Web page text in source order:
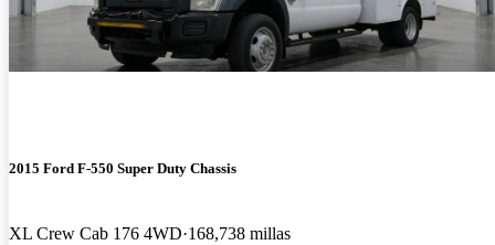
2015 Ford F-550 Super Duty Chassis
XL Crew Cab 176 4WD 168,738 millas